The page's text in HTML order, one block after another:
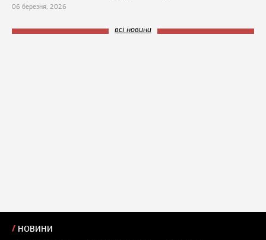
06 березня, 2026
всі новини
НОВИНИ